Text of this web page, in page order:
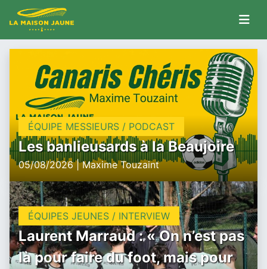
ÉQUIPE MESSIEURS / PODCAST
Les banlieusards à la Beaujoire
05/08/2026 | Maxime Touzaint
ÉQUIPES JEUNES / INTERVIEW
Laurent Marraud : « On n’est pas
là pour faire du foot, mais pour